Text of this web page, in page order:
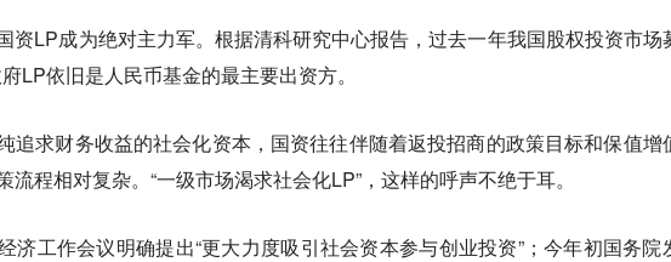
资LP成为绝对主力军。根据清科研究中心报告，过去一年我国股权投资市场
LP依旧是人民币基金的最主要出资方。
追求财务收益的社会化资本，国资往往伴随着返投招商的政策目标和保值增
流程相对复杂。“一级市场渴求社会化LP”，这样的呼声不绝于耳。
济工作会议明确提出“更大力度吸引社会资本参与创业投资”；今年初国务院